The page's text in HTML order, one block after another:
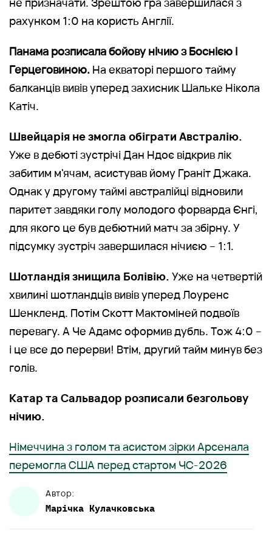
рахунком 1:0 на користь Англії.
Панама розписала бойову нічию з Боснією і
Герцеговиною. На екваторі першого тайму
балканців вивів уперед захисник Шальке Нікола
Катіч.
Швейцарія не змогла обіграти Австралію.
Уже в дебюті зустрічі Дан Ндоє відкрив лік
забитим м'ячам, асистував йому Граніт Джака.
Однак у другому таймі австралійці відновили
паритет завдяки голу молодого форварда Єнгі,
для якого це був дебютний матч за збірну. У
підсумку зустріч завершилася нічиєю – 1:1.
Шотландія знищила Болівію. Уже на четвертій
хвилині шотландців вивів уперед Лоуренс
Шенкленд. Потім Скотт Мактоміней подвоїв
перевагу. А Че Адамс оформив дубль. Тож 4:0 –
і це все до перерви! Втім, другий тайм минув без
голів.
Катар та Сальвадор розписали безгольову
нічию.
Німеччина з голом та асистом зірки Арсенала
перемогла США перед стартом ЧС-2026
Автор:
Марічка Кулачковська